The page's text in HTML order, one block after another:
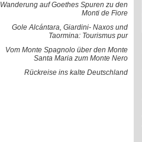
Wanderung auf Goethes Spuren zu den
Monti de Fiore
Gole Alcántara, Giardini- Naxos und
Taormina: Tourismus pur
Vom Monte Spagnolo über den Monte
Santa Maria zum Monte Nero
Rückreise ins kalte Deutschland